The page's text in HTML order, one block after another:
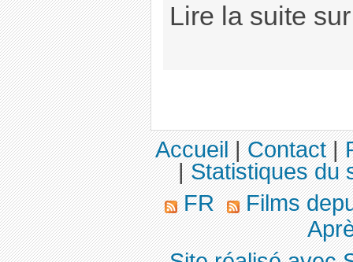
Lire la suite
Accueil|Contact|
|Statistiques du
FR
Films